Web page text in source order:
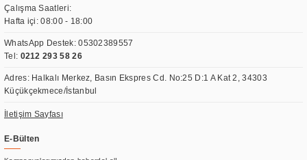
Çalışma Saatleri:
Hafta içi: 08:00 - 18:00
WhatsApp Destek:05302389557
Tel: 0212 293 58 26
Adres: Halkalı Merkez, Basın Ekspres Cd. No:25 D:1 A Kat 2, 34303
Küçükçekmece/İstanbul
İletişim Sayfası
E-Bülten